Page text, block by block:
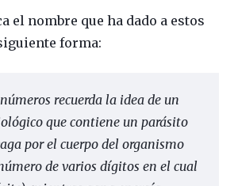
el nombre que ha dado a estos
forma:
recuerda la idea de un
que contiene un parásito
por el cuerpo del organismo
de varios dígitos en el cual